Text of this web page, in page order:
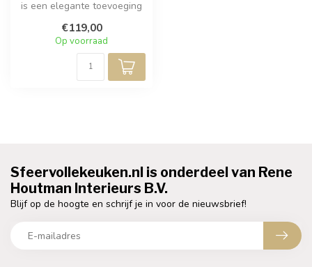
is een elegante toevoeging
€119,00
Op voorraad
Sfeervollekeuken.nl is onderdeel van Rene
Houtman Interieurs B.V.
Blijf op de hoogte en schrijf je in voor de nieuwsbrief!